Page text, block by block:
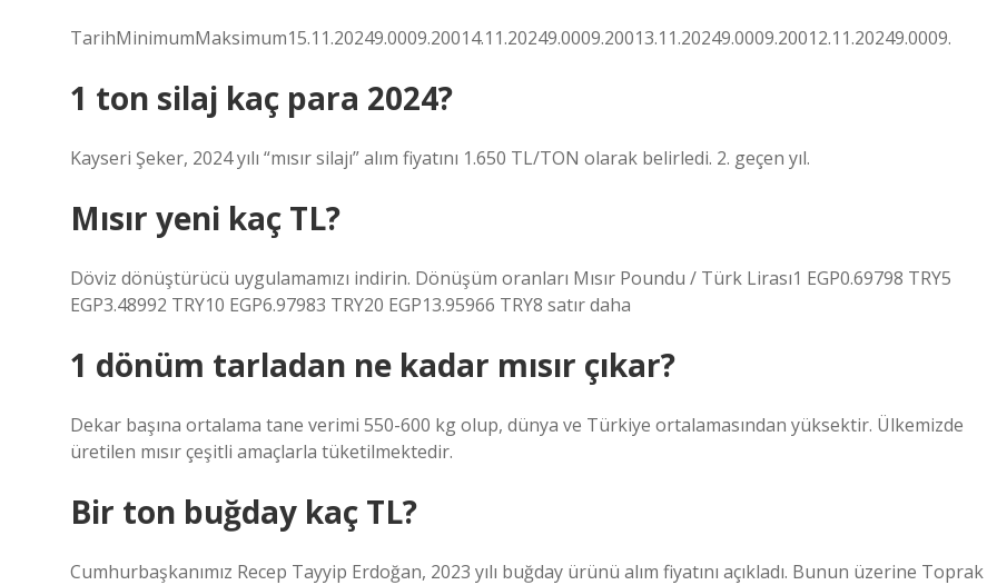
TarihMinimumMaksimum15.11.20249.0009.20014.11.20249.0009.20013.11.20249.0009.20012.11.20249.0009.
1 ton silaj kaç para 2024?
Kayseri Şeker, 2024 yılı “mısır silajı” alım fiyatını 1.650 TL/TON olarak belirledi. 2. geçen yıl.
Mısır yeni kaç TL?
Döviz dönüştürücü uygulamamızı indirin. Dönüşüm oranları Mısır Poundu / Türk Lirası1 EGP0.69798 TRY5
EGP3.48992 TRY10 EGP6.97983 TRY20 EGP13.95966 TRY8 satır daha
1 dönüm tarladan ne kadar mısır çıkar?
Dekar başına ortalama tane verimi 550-600 kg olup, dünya ve Türkiye ortalamasından yüksektir. Ülkemizde
üretilen mısır çeşitli amaçlarla tüketilmektedir.
Bir ton buğday kaç TL?
Cumhurbaşkanımız Recep Tayyip Erdoğan, 2023 yılı buğday ürünü alım fiyatını açıkladı. Bunun üzerine Toprak